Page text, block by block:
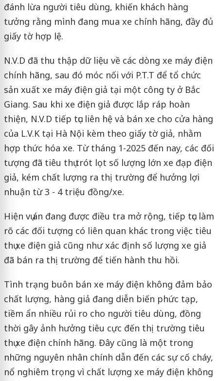
đánh lừa người tiêu dùng, khiến khách hàng
tưởng rằng mình đang mua xe chính hãng, đầy đủ
giấy tờ hợp lệ.
N.V.D đã thu thập dữ liệu về các dòng xe máy điện
chính hãng, sau đó móc nối với P.T.T để tổ chức
sản xuất xe máy điện giả tại một công ty ở Bắc
Giang. Sau khi xe điện giả được lắp ráp hoàn
thiện, N.V.D tiếp tục liên hệ và bán xe cho cửa hàng
của L.V.K tại Hà Nội kèm theo giấy tờ giả, nhằm
hợp thức hóa xe. Từ tháng 1-2025 đến nay, các đối
tượng đã tiêu thụ trót lọt số lượng lớn xe đạp điện
giả, kém chất lượng ra thị trường để hưởng lợi
nhuận từ 3 - 4 triệu đồng/xe.
Hiện vụ án đang được điều tra mở rộng, tiếp tục làm
rõ các đối tượng có liên quan khác trong việc tiêu
thụ xe điện giả cũng như xác định số lượng xe giả
đã bán ra thị trường để tiến hành thu hồi.
Tình trạng buôn bán xe máy điện không đảm bảo
chất lượng, hàng giả đang diễn biến phức tạp,
tiềm ẩn nhiều rủi ro cho người tiêu dùng, đồng
thời gây ảnh hưởng tiêu cực đến thị trường tiêu
thụ xe điện chính hãng. Đây cũng là một trong
những nguyên nhân chính dẫn đến các sự cố cháy,
nổ nghiêm trọng vì chất lượng xe máy điện không